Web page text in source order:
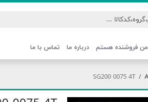
من فروشنده هستم درباره ما تماس با ما
SG200 0075 4T